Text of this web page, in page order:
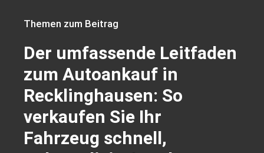
Themen zum Beitrag
Der umfassende Leitfaden
zum Autoankauf in
Recklinghausen: So
verkaufen Sie Ihr
Fahrzeug schnell,